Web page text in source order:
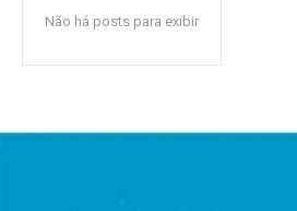
Não há posts para exibir